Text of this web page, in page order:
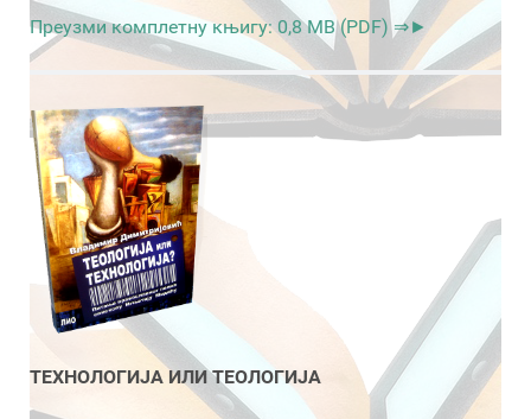
Преузми комплетну књигу: 0,8 MB (PDF) ⇒►
ТЕХНОЛОГИЈА ИЛИ ТЕОЛОГИЈА